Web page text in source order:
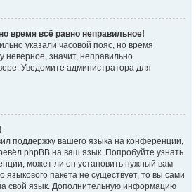
время всё равно неправильное!
указали часовой пояс, но время
неверное, значит, неправильно
Уведомите администратора для
поддержку вашего языка на конференции,
phpBB на ваш язык. Попробуйте узнать
может ли он установить нужный вам
языкового пакета не существует, то вы сами
свой язык. Дополнительную информацию